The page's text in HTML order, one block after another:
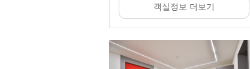
객실정보 더보기